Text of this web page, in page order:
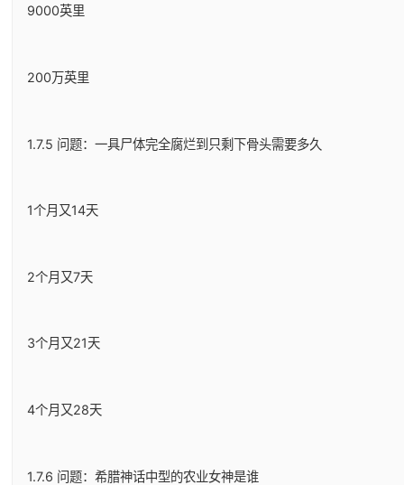
9000英里
200万英里
1.7.5 问题：一具尸体完全腐烂到只剩下骨头需要多久
1个月又14天
2个月又7天
3个月又21天
4个月又28天
1.7.6 问题：希腊神话中型的农业女神是谁